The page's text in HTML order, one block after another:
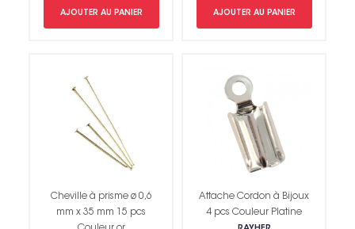
AJOUTER AU PANIER AJOUTER AU PANIER
Cheville à prisme ø 0,6
mm x 35 mm 15 pcs
Attache Cordon à Bijoux
4 pcs Couleur Platine